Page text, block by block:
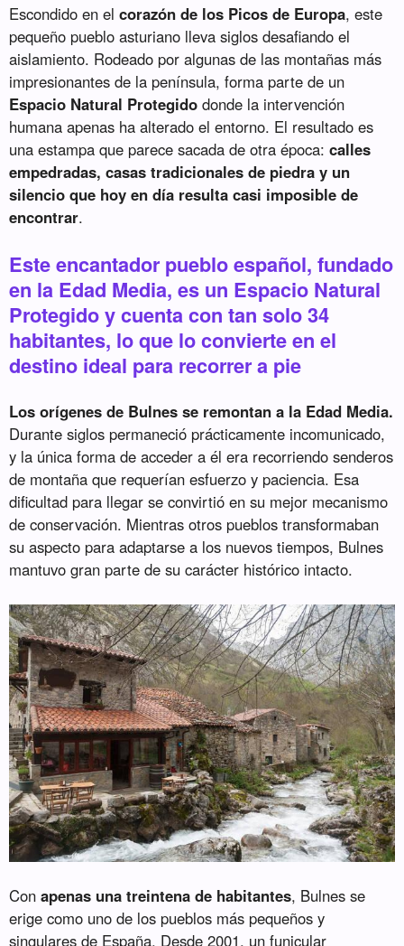
Escondido en elcorazón de los Picos de Europa, este
pequeño pueblo asturiano lleva siglos desafiando el
aislamiento. Rodeado por algunas de las montañas más
impresionantes de la península, forma parte de un
Espacio Natural Protegido donde la intervención
humana apenas ha alterado el entorno. El resultado es
una estampa que parece sacada de otra época:calles
empedradas, casas tradicionales de piedra y un
silencio que hoy en día resulta casi imposible de
encontrar.
Este encantador pueblo español, fundado
en la Edad Media, es un Espacio Natural
Protegido y cuenta con tan solo 34
habitantes, lo que lo convierte en el
destino ideal para recorrer a pie
Los orígenes de Bulnes se remontan a la Edad Media.
Durante siglos permaneció prácticamente incomunicado,
y la única forma de acceder a él era recorriendo senderos
de montaña que requerían esfuerzo y paciencia. Esa
dificultad para llegar se convirtió en su mejor mecanismo
de conservación. Mientras otros pueblos transformaban
su aspecto para adaptarse a los nuevos tiempos, Bulnes
mantuvo gran parte de su carácter histórico intacto.
Conapenas una treintena de habitantes, Bulnes se
erige como uno de los pueblos más pequeños y
singulares de España. Desde 2001, un funicular